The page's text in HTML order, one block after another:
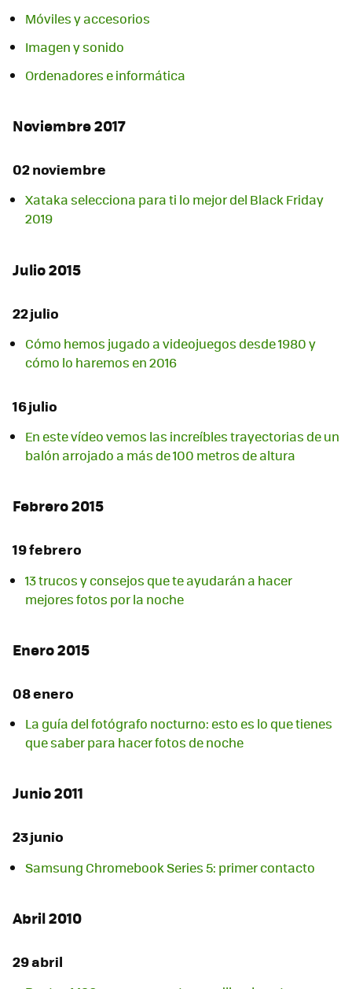
Móviles y accesorios
Imagen y sonido
Ordenadores e informática
Noviembre 2017
02 noviembre
Xataka selecciona para ti lo mejor del Black Friday
2019
Julio 2015
22 julio
Cómo hemos jugado a videojuegos desde 1980 y
cómo lo haremos en 2016
16 julio
En este vídeo vemos las increíbles trayectorias de un
balón arrojado a más de 100 metros de altura
Febrero 2015
19 febrero
13 trucos y consejos que te ayudarán a hacer
mejores fotos por la noche
Enero 2015
08 enero
La guía del fotógrafo nocturno: esto es lo que tienes
que saber para hacer fotos de noche
Junio 2011
23 junio
Samsung Chromebook Series 5: primer contacto
Abril 2010
29 abril